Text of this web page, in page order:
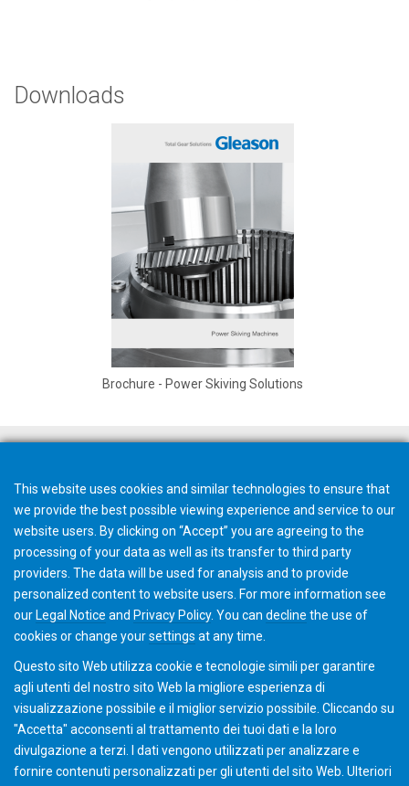
Downloads
Brochure - Power Skiving Solutions
Preventivo rapido
Inviateci una email
This website uses cookies and similar technologies to ensure that
we provide the best possible viewing experience and service to our
website users. By clicking on “Accept” you are agreeing to the
processing of your data as well as its transfer to third party
providers. The data will be used for analysis and to provide
personalized content to website users. For more information see
our Legal Notice and Privacy Policy. You can decline the use of
cookies or change yoursettings at any time.
Questo sito Web utilizza cookie e tecnologie simili per garantire
agli utenti del nostro sito Web la migliore esperienza di
visualizzazione possibile e il miglior servizio possibile. Cliccando su
"Accetta" acconsenti al ​​trattamento dei tuoi dati e la loro
divulgazione a terzi. I dati vengono utilizzati per analizzare e
fornire contenuti personalizzati per gli utenti del sito Web. Ulteriori